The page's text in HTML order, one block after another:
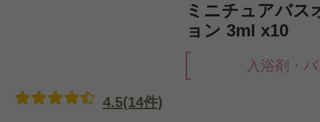
ミニチュアバス
ョン 3ml x10
入浴剤・
4.5(14件)